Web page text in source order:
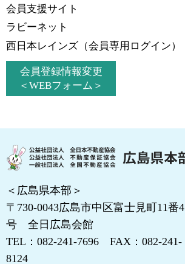
会員支援サイト
ラビーネット
西日本レインズ （会員専用ログイン）
会員登録情報変更
＜WEBフォーム＞
＜広島県本部＞
〒730-0043広島市中区富士見町11番4
号 全日広島会館
TEL： 082-241-7696 FAX：082-241-
8124